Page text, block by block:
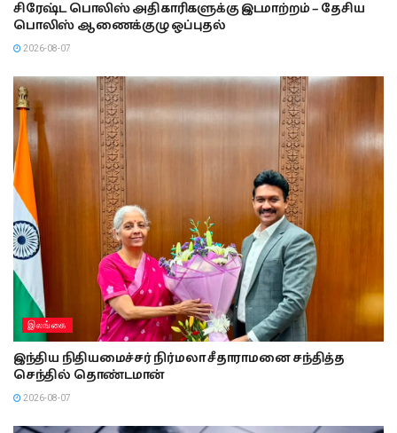
சிரேஷ்ட பொலிஸ் அதிகாரிகளுக்கு இடமாற்றம் – தேசிய
பொலிஸ் ஆணைக்குழு ஒப்புதல்
2026-08-07
இலங்கை
இந்திய நிதியமைச்சர் நிர்மலா சீதாராமனை சந்தித்த
செந்தில் தொண்டமான்
2026-08-07